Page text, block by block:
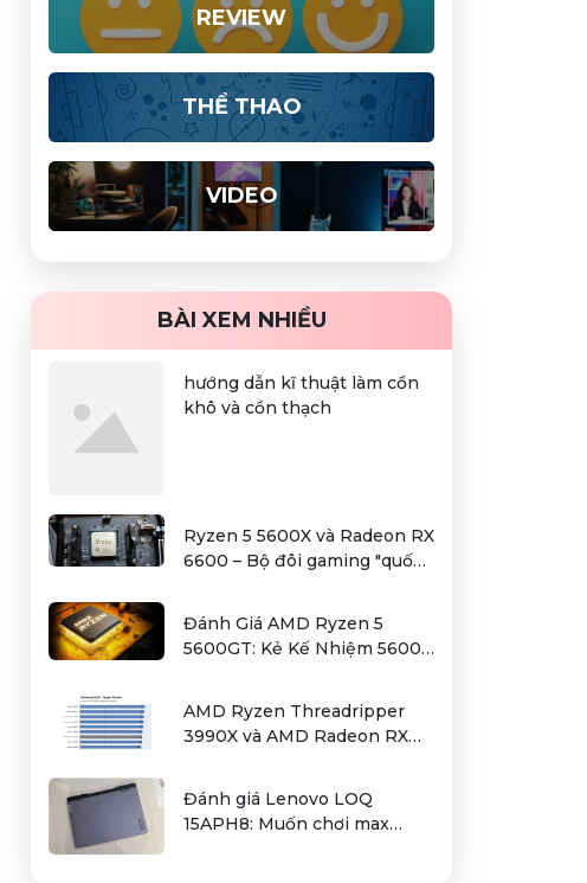
REVIEW
THỂ THAO
VIDEO
BÀI XEM NHIỀU
hướng dẫn kĩ thuật làm cồn
khô và cồn thạch
Ryzen 5 5600X và Radeon RX
6600 – Bộ đôi gaming "quốc
Đánh Giá AMD Ryzen 5
5600GT: Kẻ Kế Nhiệm 5600G
AMD Ryzen Threadripper
3990X và AMD Radeon RX
cơm cho người dùng làm đồ
hoạ chuyên nghiệp
Đánh giá Lenovo LOQ
15APH8: Muốn chơi max